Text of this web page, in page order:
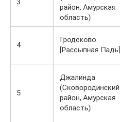
район, Амурская
область)
4
Гродеково
[Рассыпная Падь]
5
Джалинда
(Сковородинский
район, Амурская
область)